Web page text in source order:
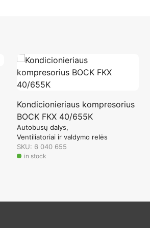
Kondicionieriaus kompresorius
BOCK FKX 40/655K
Autobusų dalys
Ventiliatoriai ir valdymo relės
SKU: 6 040 655
in stock